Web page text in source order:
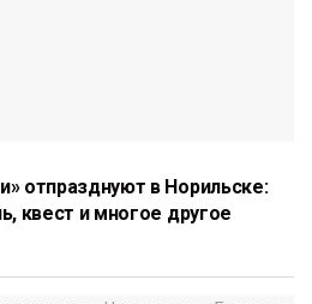
отпразднуют в Норильске:
квест и многое другое